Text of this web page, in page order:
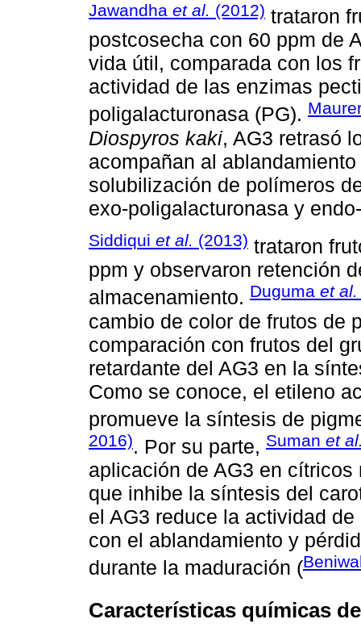
Jawandha et al. (2012) trataron
postcosecha con 60 ppm de
vida útil, comparada con los
actividad de las enzimas
poligalacturonasa (PG).
Diospyros kaki, AG3 retrasó
acompañan al
solubilización de polímeros
exo-poligalacturonasa y
Siddiqui et al. (2013) trataron
ppm y observaron retención
almacenamiento. Duguma et
cambio de color de frutos de
comparación con frutos del
retardante del AG3 en la
Como se conoce, el etileno
promueve la síntesis de
2016). Por su parte, Suman et
aplicación de AG3 en
que inhibe la síntesis del
el AG3 reduce la actividad
con el ablandamiento y
durante la maduración (
Características químicas